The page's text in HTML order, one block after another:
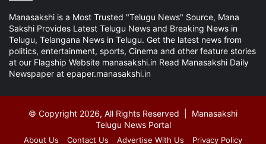
Manasakshi is a Most Trusted "Telugu News" Source, Mana
Sakshi Provides Latest Telugu News and Breaking News in
Telugu, Telangana News in Telugu. Get the latest news from
politics, entertainment, sports, Cinema and other feature stories
at our Flagship Website manasakshi.in Read Manasakshi Daily
Newspaper at epaper.manasakshi.in
© Copyright 2026, All Rights Reserved | Manasakshi
Telugu News Portal
About Us Contact Us Advertise With Us Privacy Policy